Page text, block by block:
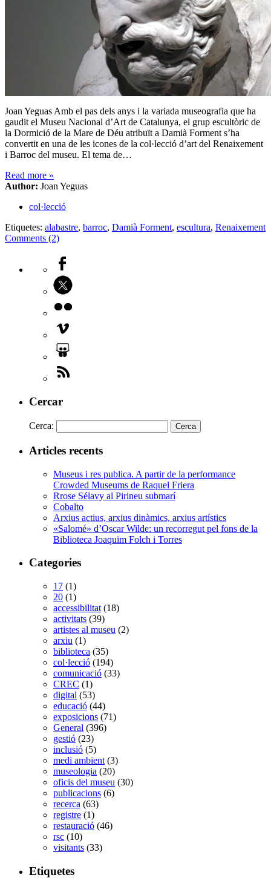
Joan Yeguas Amb el pas dels anys i la variada museografia que ha
gaudit el Museu Nacional d’Art de Catalunya, el grup escultòric de
la Dormició de la Mare de Déu atribuït a Damià Forment s’ha
convertit en una de les icones de la col·lecció d’art del Renaixement
i Barroc del museu. El tema de…
Read more »
Author: Joan Yeguas
col·lecció
Etiquetes: alabastre, barroc, Damià Forment, escultura, Renaixement
Comments (2)
Cercar
Cerca:
Articles recents
Museus i res publica. A partir de la performance
Crowded Museums de Raquel Friera
Rrose Sélavy al Pirineu submarí
Cobalto
Arxius actius, arxius dinàmics, arxius artístics
«Salomé» d’Oscar Wilde: un recorregut pel fons de la
Biblioteca Joaquim Folch i Torres
Categories
17 (1)
20 (1)
accessibilitat (18)
activitats (39)
artistes al museu (2)
arxiu (1)
biblioteca (35)
col·lecció (194)
comunicació (33)
CREC (1)
digital (53)
educació (44)
exposicions (71)
General (396)
gestió (23)
inclusió (5)
medi ambient (3)
museologia (20)
oficis del museu (30)
publicacions (6)
recerca (63)
registre (1)
restauració (46)
rsc (10)
visitants (33)
Etiquetes